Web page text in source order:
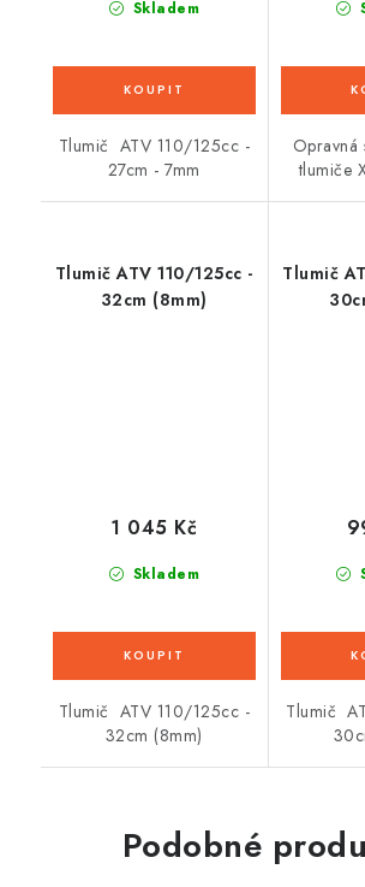
Skladem
Tlumič ATV 110/125cc -
27cm - 7mm
Opravná
tlumiče
Tlumič ATV 110/125cc -
32cm (8mm)
Skladem
1 045 Kč
Tlumič ATV 110/125cc -
32cm (8mm)
Tlumič
Tlumič
Podobné